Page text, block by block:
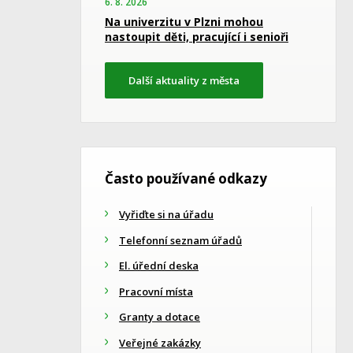
Na univerzitu v Plzni mohou
nastoupit děti, pracující i senioři
Další aktuality z města
Často používané odkazy
Vyřiďte si na úřadu
Telefonní seznam úřadů
El. úřední deska
Pracovní místa
Granty a dotace
Veřejné zakázky